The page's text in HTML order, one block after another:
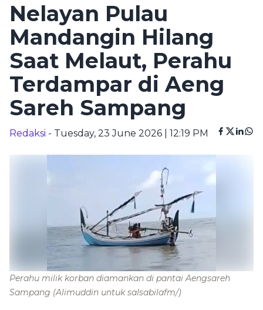
Nelayan Pulau
Mandangin Hilang
Saat Melaut, Perahu
Terdampar di Aeng
Sareh Sampang
Redaksi - Tuesday, 23 June 2026 | 12:19 PM
Perahu milik korban diamankan di pantai Aengsareh
Sampang (Alimuddin untuk salsabilafm/)